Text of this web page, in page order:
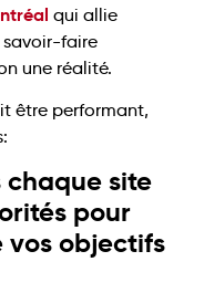
qui allie
savoir-faire
une réalité.
être performant,
chaque site
pour
vos objectifs